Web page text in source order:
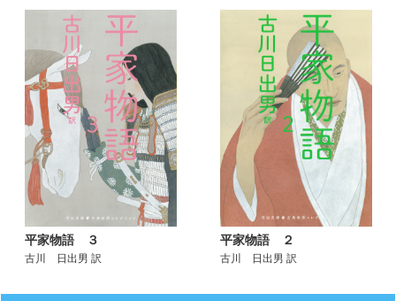
平家物語 ３
古川 日出男 訳
平家物語 ２
古川 日出男 訳